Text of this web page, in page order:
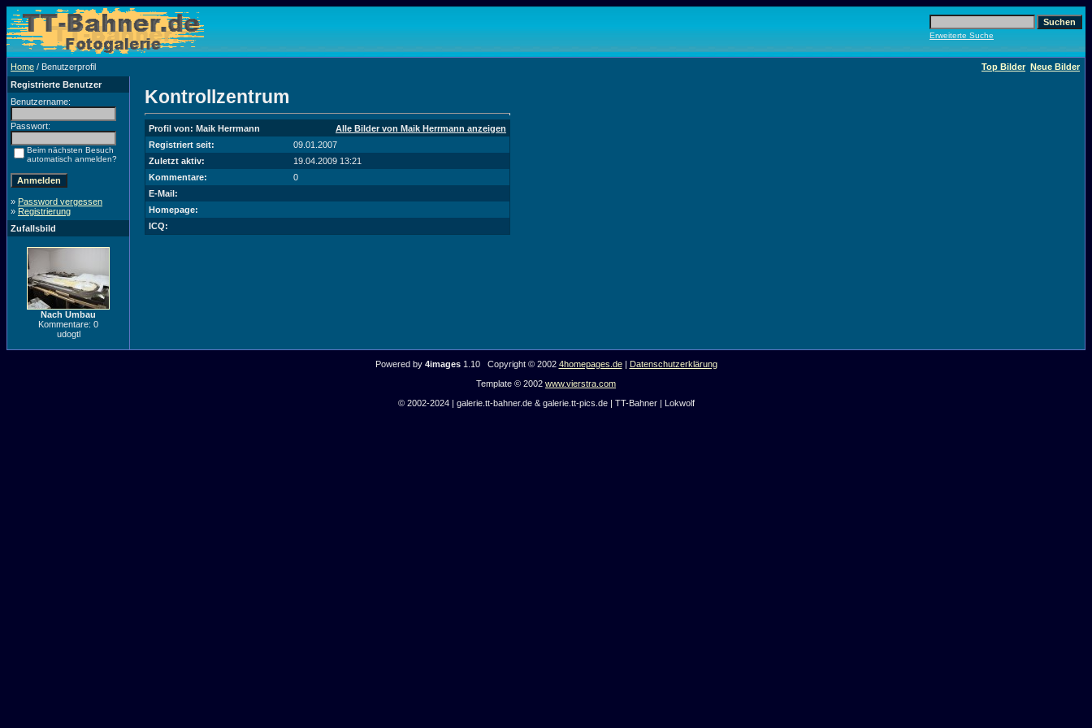
Erweiterte Suche
Home / Benutzerprofil Top Bilder Neue Bilder
Registrierte Benutzer
Benutzername:
Passwort:
Beim nächsten Besuch
automatisch anmelden?
» Password vergessen
» Registrierung
Zufallsbild
Nach Umbau
Kommentare: 0
udogtl
Kontrollzentrum
Profil von: Maik Herrmann
Alle Bilder von Maik Herrmann anzeigen
Registriert seit:
09.01.2007
Zuletzt aktiv:
19.04.2009 13:21
Kommentare:
0
E-Mail:
Homepage:
ICQ:
Powered by 4images1.10 Copyright © 2002 4homepages.de| Datenschutzerklärung
Template © 2002 www.vierstra.com
© 2002-2024 | galerie.tt-bahner.de & galerie.tt-pics.de | TT-Bahner | Lokwolf